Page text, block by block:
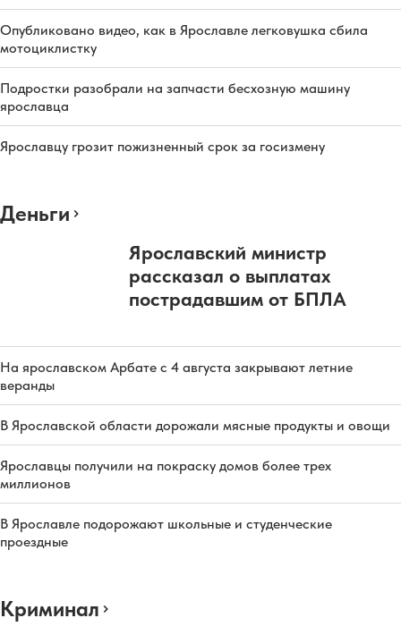
Опубликовано видео, как в Ярославле легковушка сбила
мотоциклистку
Подростки разобрали на запчасти бесхозную машину
ярославца
Ярославцу грозит пожизненный срок за госизмену
Деньги
Ярославский министр
рассказал о выплатах
пострадавшим от БПЛА
На ярославском Арбате с 4 августа закрывают летние
веранды
В Ярославской области дорожали мясные продукты и овощи
Ярославцы получили на покраску домов более трех
миллионов
В Ярославле подорожают школьные и студенческие
проездные
Криминал